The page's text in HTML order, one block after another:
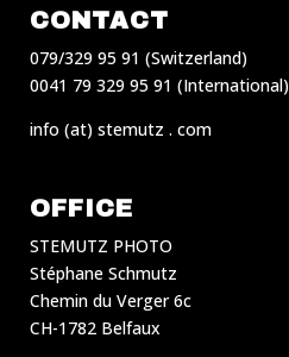
CONTACT
079/329 95 91 (Switzerland)
0041 79 329 95 91 (International)
info (at) stemutz . com
OFFICE
STEMUTZ PHOTO
Stéphane Schmutz
Chemin du Verger 6c
CH-1782 Belfaux